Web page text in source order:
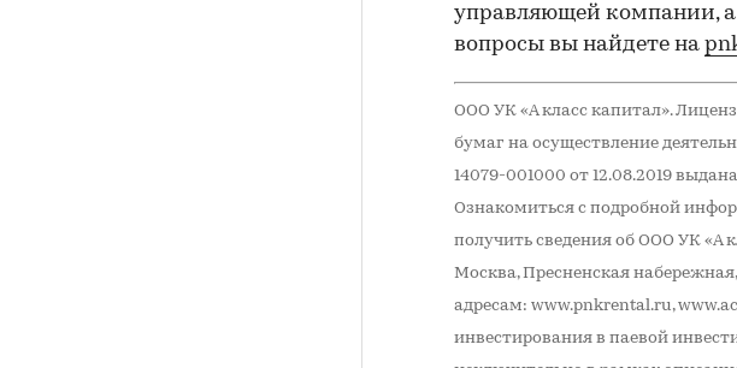
управляющей компании,
вопросы вы найдете на
ООО УК «А класс капитал».
бумаг на осуществление
14079-001000 от 12.08.2019
Ознакомиться с подробной
получить сведения об ООО УК «А
Москва, Пресненская
адресам: www.pnkrental.ru,
инвестирования в паевой